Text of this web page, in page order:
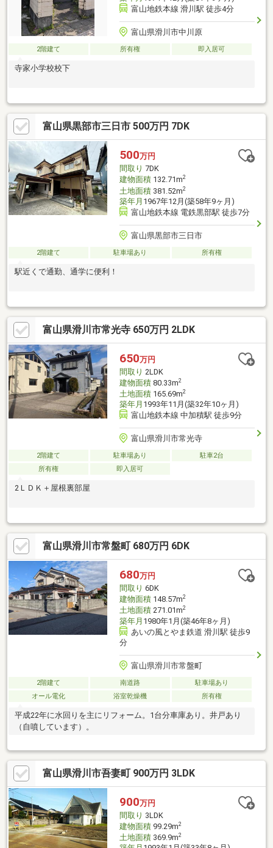
富山地鉄本線 滑川駅 徒歩4分
富山県滑川市中川原
2階建て 所有権 即入居可
寺家小学校校下
富山県黒部市三日市 500万円 7DK
500万円
間取り 7DK
建物面積132.71m2
土地面積381.52m2
築年月 1967年12月(築58年9ヶ月)
富山地鉄本線 電鉄黒部駅 徒歩7分
富山県黒部市三日市
2階建て 駐車場あり 所有権
駅近くで通勤、通学に便利！
富山県滑川市常光寺 650万円 2LDK
650万円
間取り 2LDK
建物面積80.33m2
土地面積165.69m2
築年月 1993年11月(築32年10ヶ月)
富山地鉄本線 中加積駅 徒歩9分
富山県滑川市常光寺
2階建て 駐車場あり
駐車2台
所有権
即入居可
2ＬＤＫ＋屋根裏部屋
富山県滑川市常盤町 680万円 6DK
680万円
間取り 6DK
建物面積148.57m2
土地面積271.01m2
築年月 1980年1月(築46年8ヶ月)
あいの風とやま鉄道 滑川駅 徒歩9
分
富山県滑川市常盤町
2階建て 南道路
駐車場あり
オール電化
浴室乾燥機 所有権
平成22年に水回りを主にリフォーム。1台分車庫あり。井戸あり
（自噴しています）。
富山県滑川市吾妻町 900万円 3LDK
900万円
間取り 3LDK
建物面積99.29m2
土地面積369.9m2